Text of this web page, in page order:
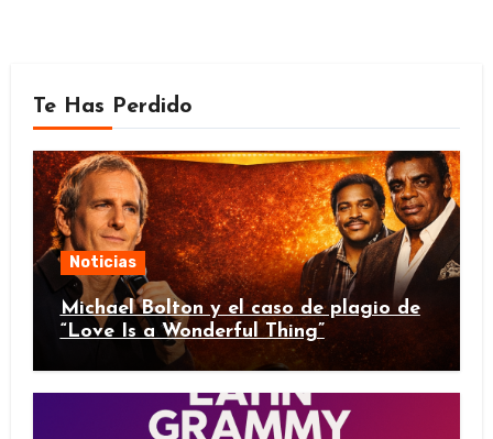
Te Has Perdido
Noticias
Michael Bolton y el caso de plagio de
“Love Is a Wonderful Thing”